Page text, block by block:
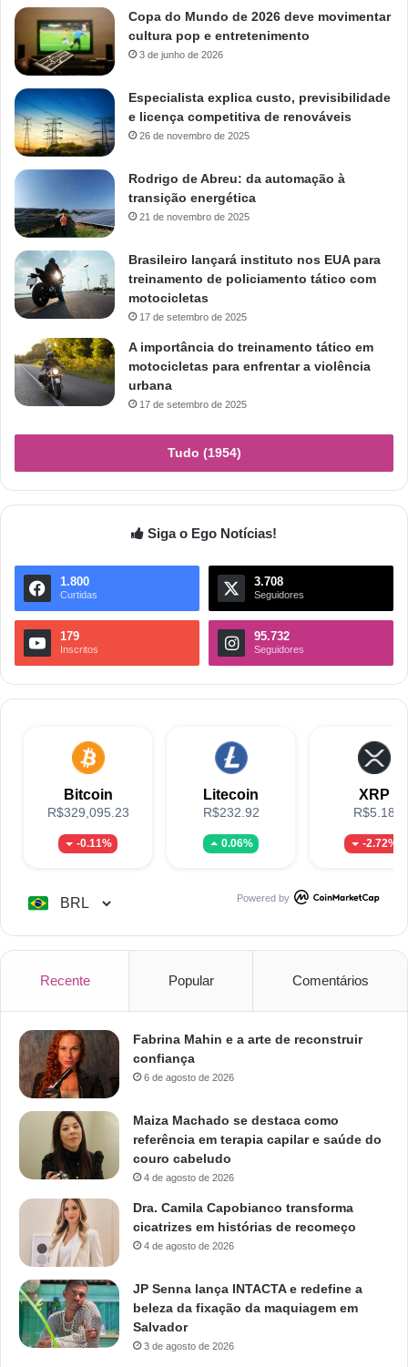
Copa do Mundo de 2026 deve movimentar
cultura pop e entretenimento
3 de junho de 2026
Especialista explica custo, previsibilidade
e licença competitiva de renováveis
26 de novembro de 2025
Rodrigo de Abreu: da automação à
transição energética
21 de novembro de 2025
Brasileiro lançará instituto nos EUA para
treinamento de policiamento tático com
motocicletas
17 de setembro de 2025
A importância do treinamento tático em
motocicletas para enfrentar a violência
urbana
17 de setembro de 2025
Tudo (1954)
Siga o Ego Notícias!
1.800
Curtidas
3.708
Seguidores
179
Inscritos
95.732
Seguidores
Bitcoin
R$329,095.23
-0.11%
Litecoin
R$232.92
0.06%
XRP
R$5.18
-2.72%
Powered by
Recente Popular Comentários
Fabrina Mahin e a arte de reconstruir
confiança
6 de agosto de 2026
Maiza Machado se destaca como
referência em terapia capilar e saúde do
couro cabeludo
4 de agosto de 2026
Dra. Camila Capobianco transforma
cicatrizes em histórias de recomeço
4 de agosto de 2026
JP Senna lança INTACTA e redefine a
beleza da fixação da maquiagem em
Salvador
3 de agosto de 2026